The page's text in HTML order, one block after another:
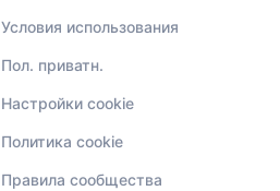
Условия использования
Пол. приватн.
Настройки cookie
Политика cookie
Правила сообщества